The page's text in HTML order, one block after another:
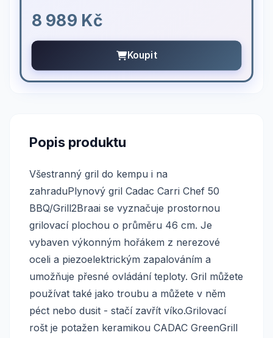
8 989 Kč
Koupit
Popis produktu
Všestranný gril do kempu i na
zahraduPlynový gril Cadac Carri Chef 50
BBQ/Grill2Braai se vyznačuje prostornou
grilovací plochou o průměru 46 cm. Je
vybaven výkonným hořákem z nerezové
oceli a piezoelektrickým zapalováním a
umožňuje přesné ovládání teploty. Gril můžete
používat také jako troubu a můžete v něm
péct nebo dusit - stačí zavřít víko.Grilovací
rošt je potažen keramikou CADAC GreenGrill